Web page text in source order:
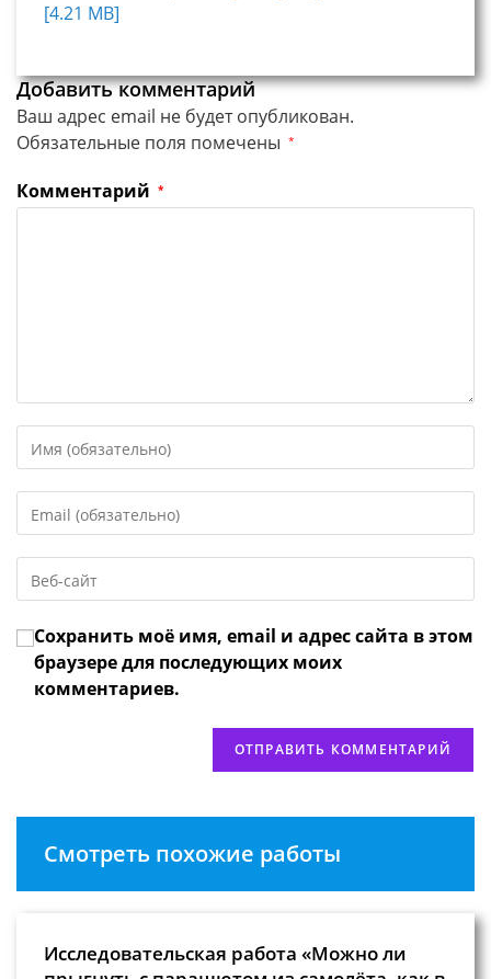
[4.21 MB]
Добавить комментарий
Ваш адрес email не будет опубликован.
Обязательные поля помечены *
Комментарий *
свое
или
имя
чтобы
прокомментировать
свой
адрес,
чтобы
URL
веб-
сайта
(необязательно)
Сохранить моё имя, email и адрес сайта в этом
браузере для последующих моих
комментариев.
Смотреть похожие работы
Исследовательская работа «Можно ли